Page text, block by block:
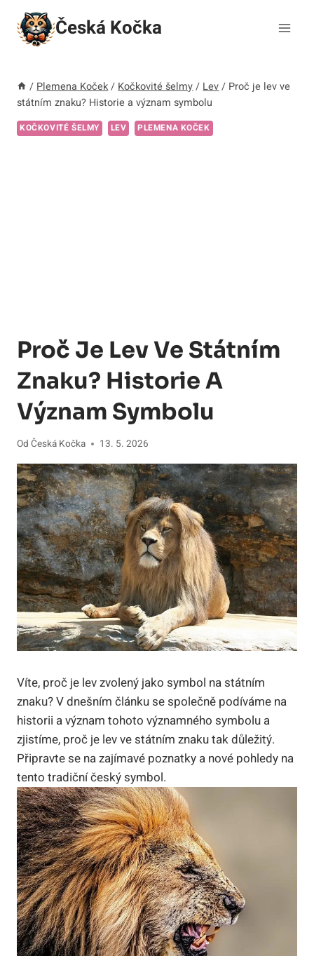
Přeskočit
obsah
Česká Kočka
/ Plemena Koček / Kočkovité šelmy / Lev / Proč je lev ve
státním znaku? Historie a význam symbolu
KOČKOVITÉ ŠELMY LEV PLEMENA KOČEK
Proč Je Lev Ve Státním
Znaku? Historie A
Význam Symbolu
Od Česká Kočka 13. 5. 2026
Víte, proč je lev zvolený jako symbol na státním
znaku? V dnešním článku se společně podíváme na
historii a význam tohoto významného symbolu a
zjistíme, proč je lev ve státním znaku tak důležitý.
Připravte se na zajímavé poznatky a nové pohledy na
tento tradiční český symbol.